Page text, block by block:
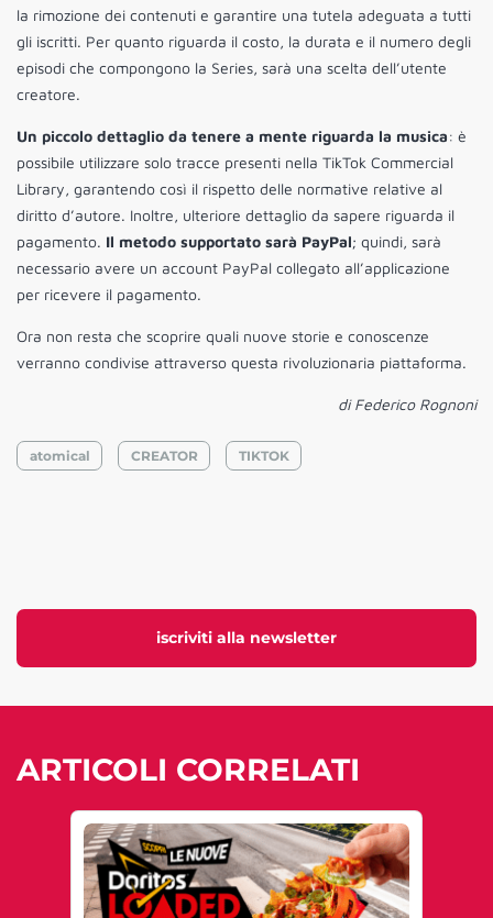
iscriviti alla newsletter
la rimozione dei contenuti e garantire una tutela adeguata a tutti
gli iscritti. Per quanto riguarda il costo, la durata e il numero degli
episodi che compongono la Series, sarà una scelta dell’utente
creatore.
Un piccolo dettaglio da tenere a mente riguarda la musica: è
possibile utilizzare solo tracce presenti nella TikTok Commercial
Library, garantendo così il rispetto delle normative relative al
diritto d’autore. Inoltre, ulteriore dettaglio da sapere riguarda il
pagamento. Il metodo supportato sarà PayPal; quindi, sarà
necessario avere un account PayPal collegato all’applicazione
per ricevere il pagamento.
Ora non resta che scoprire quali nuove storie e conoscenze
verranno condivise attraverso questa rivoluzionaria piattaforma.
di Federico Rognoni
atomical CREATOR TIKTOK
ARTICOLI CORRELATI